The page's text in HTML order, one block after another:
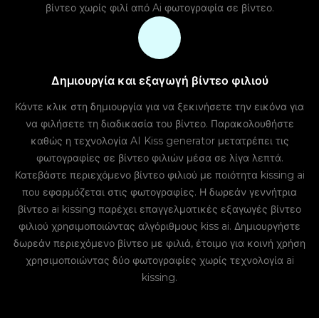
βίντεο χωρίς φιλί από Ai φωτογραφία σε βίντεο.
Δημιουργία και εξαγωγή βίντεο φιλιού
Κάντε κλικ στη δημιουργία για να ξεκινήσετε την εικόνα για
να φιλήσετε τη διαδικασία του βίντεο. Παρακολουθήστε
καθώς η τεχνολογία AI Kiss generator μετατρέπει τις
φωτογραφίες σε βίντεο φιλιών μέσα σε λίγα λεπτά.
Κατεβάστε περιεχόμενο βίντεο φιλιού με ποιότητα kissing ai
που εφαρμόζεται στις φωτογραφίες. Η δωρεάν γεννήτρια
βίντεο ai kissing παρέχει επαγγελματικές εξαγωγές βίντεο
φιλιού χρησιμοποιώντας αλγόριθμους kiss ai. Δημιουργήστε
δωρεάν περιεχόμενο βίντεο με φιλιά, έτοιμο για κοινή χρήση
χρησιμοποιώντας δύο φωτογραφίες χωρίς τεχνολογία ai
kissing.